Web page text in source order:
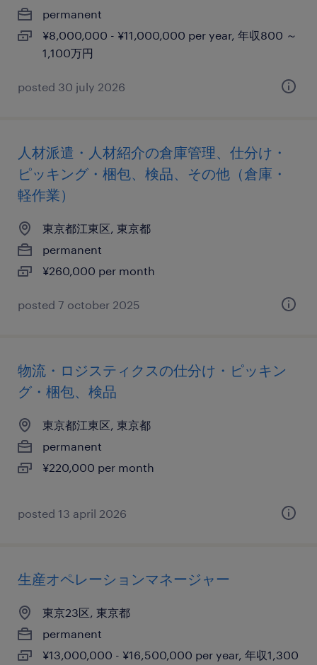
permanent
¥8,000,000 - ¥11,000,000 per year, 年収800 ～
1,100万円
posted 30 july 2026
人材派遣・人材紹介の倉庫管理、仕分け・
ピッキング・梱包、検品、その他（倉庫・
軽作業）
東京都江東区, 東京都
permanent
¥260,000 per month
posted 7 october 2025
物流・ロジスティクスの仕分け・ピッキン
グ・梱包、検品
東京都江東区, 東京都
permanent
¥220,000 per month
posted 13 april 2026
生産オペレーションマネージャー
東京23区, 東京都
permanent
¥13,000,000 - ¥16,500,000 per year, 年収1,300